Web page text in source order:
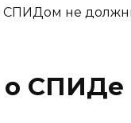
не
СПИДе